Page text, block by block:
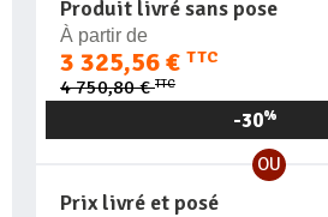
Produit livré sans pose
À partir de
3 325,56 € TTC
4 750,80 €TTC
-30%
OU
Prix livré et posé